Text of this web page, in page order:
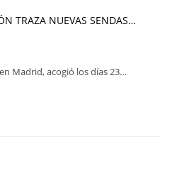
TRAZA NUEVAS SENDAS…
Madrid, acogió los días 23…